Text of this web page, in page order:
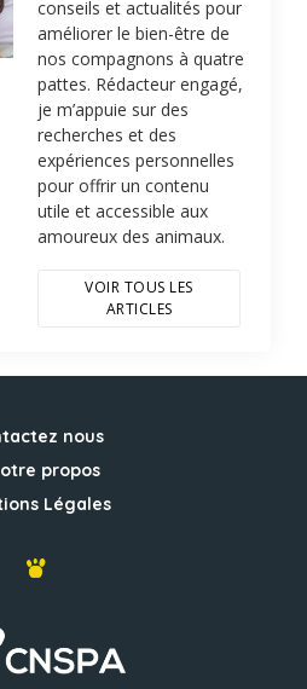
conseils et actualités pour
améliorer le bien-être de
nos compagnons à quatre
pattes. Rédacteur engagé,
je m’appuie sur des
recherches et des
expériences personnelles
pour offrir un contenu
utile et accessible aux
amoureux des animaux.
VOIR TOUS LES
ARTICLES
nous
propos
Légales